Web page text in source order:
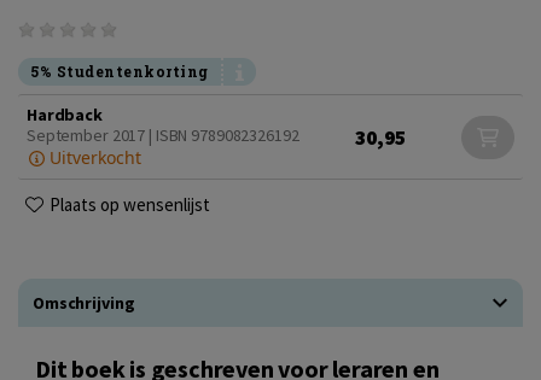
5% Studentenkorting
Hardback
September 2017 | ISBN 9789082326192
Uitverkocht
30,95
Plaats op wensenlijst
Omschrijving
Dit boek is geschreven voor leraren en